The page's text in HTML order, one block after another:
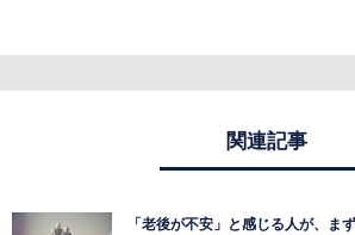
関連記事
「老後が不安」と感じる人が、ま